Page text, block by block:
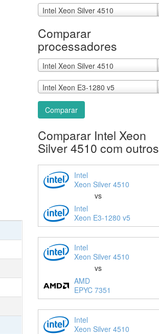
Intel Xeon Silver 4510
Comparar
processadores
Intel Xeon Silver 4510
Intel Xeon E3-1280 v5
Comparar
Comparar Intel Xeon
Silver 4510 com outros
Intel
Xeon Silver 4510
vs
Intel
Xeon E3-1280 v5
Intel
Xeon Silver 4510
vs
AMD
EPYC 7351
Intel
Xeon Silver 4510